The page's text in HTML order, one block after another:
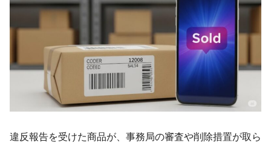
違反報告を受けた商品が、事務局の審査や削除措置が取ら